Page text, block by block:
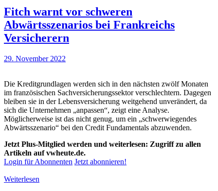
Fitch warnt vor schweren
Abwärtsszenarios bei Frankreichs
Versicherern
29. November 2022
Die Kreditgrundlagen werden sich in den nächsten zwölf Monaten
im französischen Sachversicherungssektor verschlechtern. Dagegen
bleiben sie in der Lebensversicherung weitgehend unverändert, da
sich die Unternehmen „anpassen“, zeigt eine Analyse.
Möglicherweise ist das nicht genug, um ein „schwerwiegendes
Abwärtsszenario“ bei den Credit Fundamentals abzuwenden.
Jetzt Plus-Mitglied werden und weiterlesen: Zugriff zu allen
Artikeln auf vwheute.de.
Login für Abonnenten Jetzt abonnieren!
Weiterlesen